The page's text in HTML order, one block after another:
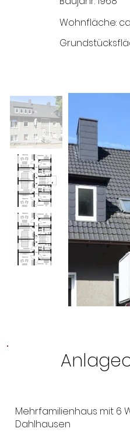
Wohnfläche: ca.
Mehrfamilienhaus mit 6
Dahlhausen